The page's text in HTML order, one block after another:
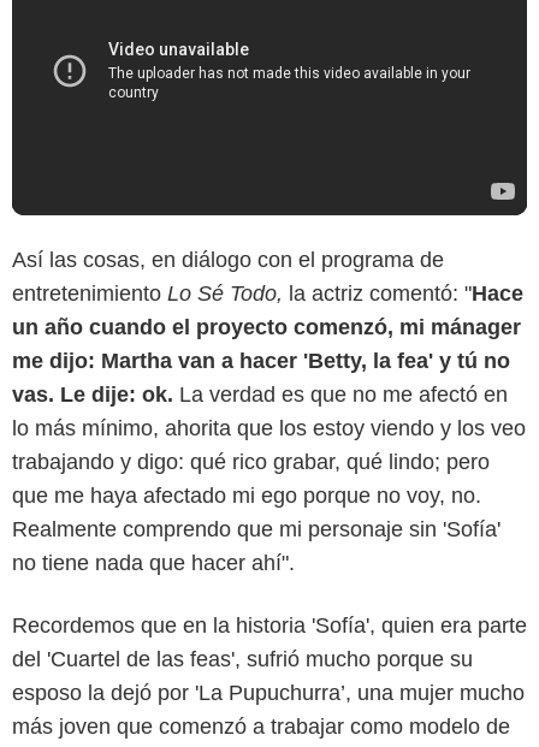
Así las cosas, en diálogo con el programa de
entretenimiento Lo Sé Todo, la actriz comentó: "Hace
un año cuando el proyecto comenzó, mi mánager
me dijo: Martha van a hacer 'Betty, la fea' y tú no
vas. Le dije: ok. La verdad es que no me afectó en
lo más mínimo, ahorita que los estoy viendo y los veo
trabajando y digo: qué rico grabar, qué lindo; pero
que me haya afectado mi ego porque no voy, no.
Realmente comprendo que mi personaje sin 'Sofía'
no tiene nada que hacer ahí".
Recordemos que en la historia 'Sofía', quien era parte
del 'Cuartel de las feas', sufrió mucho porque su
esposo la dejó por 'La Pupuchurra’, una mujer mucho
más joven que comenzó a trabajar como modelo de